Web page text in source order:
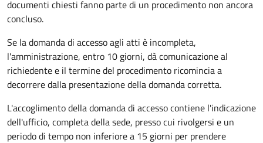
documenti chiesti fanno parte di un procedimento non ancora
concluso.
Se la domanda di accesso agli atti è incompleta,
l'amministrazione, entro 10 giorni, dà comunicazione al
richiedente e il termine del procedimento ricomincia a
decorrere dalla presentazione della domanda corretta.
L'accoglimento della domanda di accesso contiene l'indicazione
dell'ufficio, completa della sede, presso cui rivolgersi e un
periodo di tempo non inferiore a 15 giorni per prendere